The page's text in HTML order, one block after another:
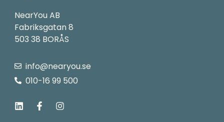
NearYou AB
Fabriksgatan 8
503 38 BORÅS
info@nearyou.se
010-16 99 500
i
n
a
c
n
s